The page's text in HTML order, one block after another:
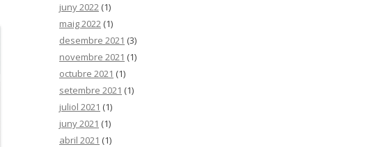
juny 2022 (1)
maig 2022 (1)
desembre 2021 (3)
novembre 2021 (1)
octubre 2021 (1)
setembre 2021 (1)
juliol 2021 (1)
juny 2021 (1)
abril 2021 (1)